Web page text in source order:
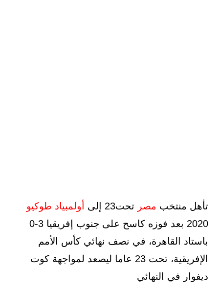
تأهل منتخب مصر تحت23 إلى
أولمبياد طوكيو
2020 بعد فوزه كاسح على جنوب إفريقيا 3-0
باستاد القاهرة، في نصف نهائي كأس الأمم
الإفريقية، تحت 23 عاما ليصعد لمواجهة كوت
ديفوار في النهائي